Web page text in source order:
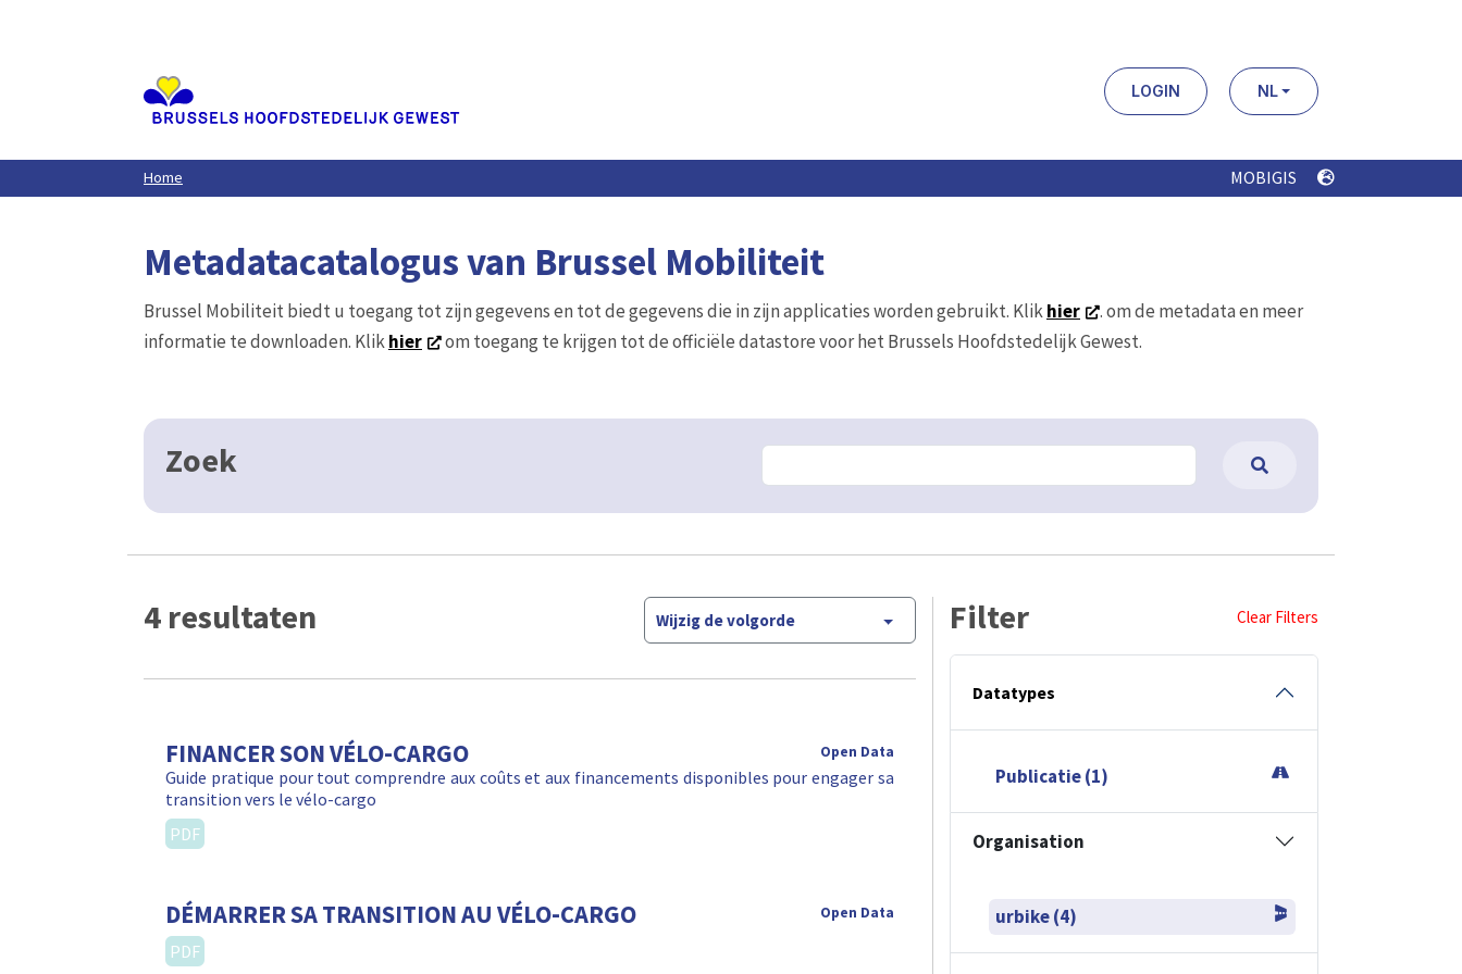
LOGIN NL
Home MOBIGIS
Metadatacatalogus van Brussel Mobiliteit
Brussel Mobiliteit biedt u toegang tot zijn gegevens en tot de gegevens die in zijn applicaties worden gebruikt. Klikhier
. om de metadata en meer
informatie te downloaden. Klikhier om toegang te krijgen tot de officiële datastore voor het Brussels Hoofdstedelijk Gewest.
Zoek
4 resultaten Wijzig de volgorde
FINANCER SON VÉLO-CARGO Open Data
Guide pratique pour tout comprendre aux coûts et aux financements disponibles pour engager sa
transition vers le vélo-cargo
PDF
DÉMARRER SA TRANSITION AU VÉLO-CARGO Open Data
PDF
Filter Clear Filters
Datatypes
Publicatie (1)
Organisation
urbike (4)